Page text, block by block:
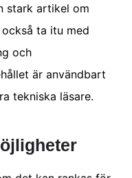
stark artikel om
ta itu med
och
är användbart
tekniska läsare.